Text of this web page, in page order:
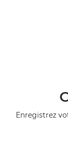
Enregistrez